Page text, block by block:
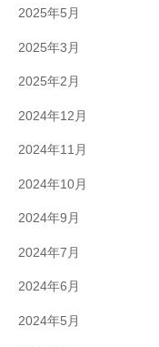
2025年5月
2025年3月
2025年2月
2024年12月
2024年11月
2024年10月
2024年9月
2024年7月
2024年6月
2024年5月